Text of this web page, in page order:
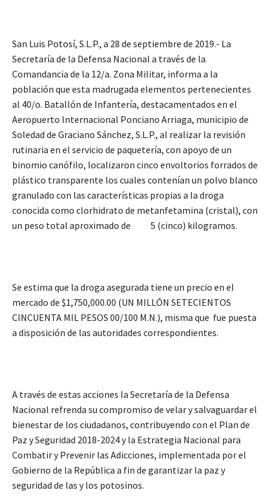
San Luis Potosí, S.L.P., a 28 de septiembre de 2019.- La
Secretaría de la Defensa Nacional a través de la
Comandancia de la 12/a. Zona Militar, informa a la
población que esta madrugada elementos pertenecientes
al 40/o. Batallón de Infantería, destacamentados en el
Aeropuerto Internacional Ponciano Arriaga, municipio de
Soledad de Graciano Sánchez, S.L.P., al realizar la revisión
rutinaria en el servicio de paquetería, con apoyo de un
binomio canófilo, localizaron cinco envoltorios forrados de
plástico transparente los cuales contenían un polvo blanco
granulado con las características propias a la droga
conocida como clorhidrato de metanfetamina (cristal), con
un peso total aproximado de 5 (cinco) kilogramos.
Se estima que la droga asegurada tiene un precio en el
mercado de $1,750,000.00 (UN MILLÓN SETECIENTOS
CINCUENTA MIL PESOS 00/100 M.N.), misma que fue puesta
a disposición de las autoridades correspondientes.
A través de estas acciones la Secretaría de la Defensa
Nacional refrenda su compromiso de velar y salvaguardar el
bienestar de los ciudadanos, contribuyendo con el Plan de
Paz y Seguridad 2018-2024 y la Estrategia Nacional para
Combatir y Prevenir las Adicciones, implementada por el
Gobierno de la República a fin de garantizar la paz y
seguridad de las y los potosinos.